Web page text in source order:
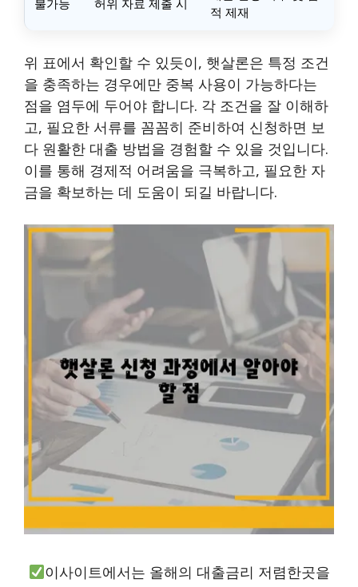
적 제재
위 표에서 확인할 수 있듯이, 햇살론은 특정 조건
을 충족하는 경우에만 중복 사용이 가능하다는
점을 염두에 두어야 합니다. 각 조건을 잘 이해하
고, 필요한 서류를 꼼꼼히 준비하여 신청하면 보
다 원활한 대출 방법을 경험할 수 있을 것입니다.
이를 통해 경제적 어려움을 극복하고, 필요한 자
금을 확보하는 데 도움이 되길 바랍니다.
이사이트에서는 올해의 대출금리 저렴한곳을